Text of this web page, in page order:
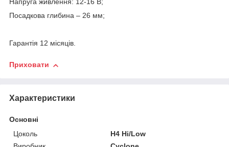
Напруга живлення: 12-16 В;
Посадкова глибина – 26 мм;
Гарантія 12 місяців.
Приховати
Характеристики
Основні
Цоколь
H4 Hi/Low